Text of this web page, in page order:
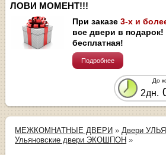
ЛОВИ МОМЕНТ!!!
При заказе3-х и
все двери в подарок!
бесплатная!
Подробнее
До
2дн.
МЕЖКОМНАТНЫЕ ДВЕРИ » Двери
Ульяновские двери ЭКОШПОН »